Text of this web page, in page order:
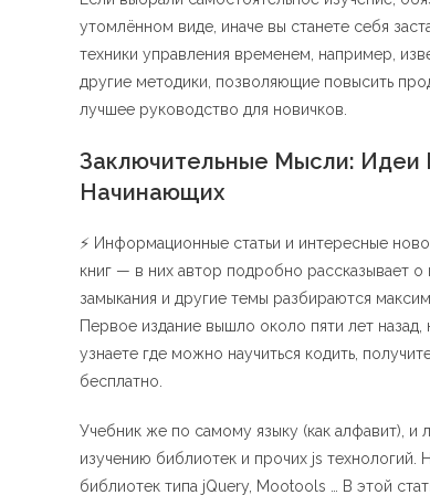
утомлённом виде, иначе вы станете себя
техники управления временем, например,
другие методики, позволяющие повысить
лучшее руководство для новичков.
Заключительные Мысли:
Начинающих
⚡ Информационные статьи и интересные
книг — в них автор подробно рассказывает о
замыкания и другие темы разбираются
Первое издание вышло около пяти лет назад,
узнаете где можно научиться кодить,
бесплатно.
Учебник же по самому языку (как алфавит), и
изучению библиотек и прочих js технологий.
библиотек типа jQuery, Mootools … В этой